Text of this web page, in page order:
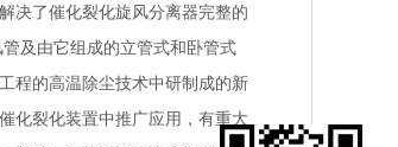
决了催化裂化旋风分离器完整的
及由它组成的立管式和卧管式
程的高温除尘技术中研制成的新
化裂化装置中推广应用，有重大